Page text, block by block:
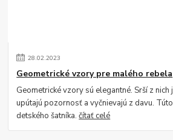
28.02.2023
Geometrické vzory pre malého rebela
Geometrické vzory sú elegantné. Srší z
upútajú pozornosť a vyčnievajú z davu.
detského šatníka.čítať celé